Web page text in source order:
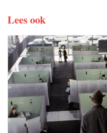
Lees ook